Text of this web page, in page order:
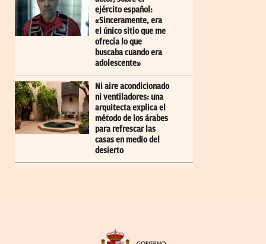
ejército español:
«Sinceramente, era
el único sitio que me
ofrecía lo que
buscaba cuando era
adolescente»
Ni aire acondicionado
ni ventiladores: una
arquitecta explica el
método de los árabes
para refrescar las
casas en medio del
desierto